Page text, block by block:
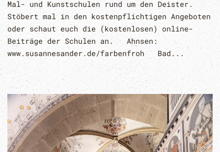
Mal- und Kunstschulen rund um den Deister.
Stöbert mal in den kostenpflichtigen Angeboten
oder schaut euch die (kostenlosen) online-
Beiträge der Schulen an. Ahnsen:
www.susannesander.de/farbenfroh Bad...